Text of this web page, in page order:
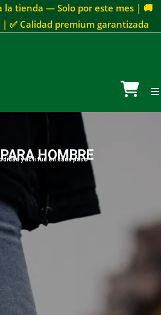
la tienda — Solo por este mes | 🚚
✅ Calidad premium garantizada
HOMBRE
y actitud en cada paso